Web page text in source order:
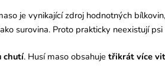
je vynikající zdroj hodnotných
surovina. Proto prakticky neexistují
chutí. Husí maso obsahuje třikrát více